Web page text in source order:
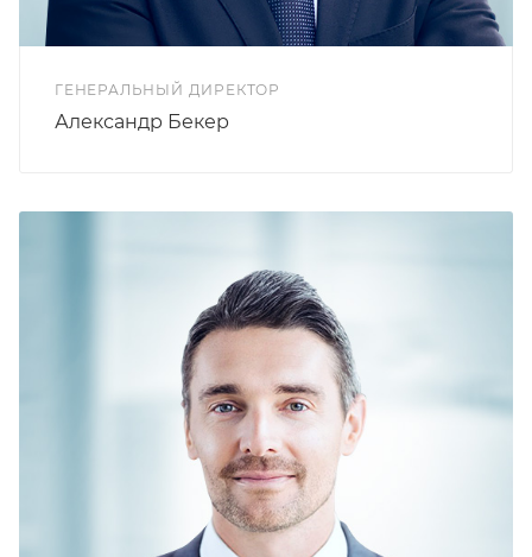
ГЕНЕРАЛЬНЫЙ ДИРЕКТОР
Александр Бекер